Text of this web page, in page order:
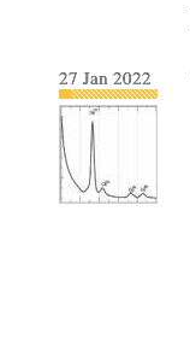
27 Jan 2022